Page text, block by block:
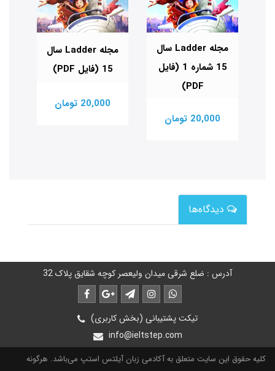
مجله Ladder سال
15 شماره 1 (فایل
PDF)
20,000 تومان
مجله Ladder سال
15 (فایل PDF)
20,000 تومان
دیدگاه‌ها
آدرس : ضلع شرقی میدان ولیعصر کوچه شقایق پلاک 32
تیکت پشتیبانی (بخش کاربری)
info@ieltstep.com
کلیه حقوق این سایت متعلق به آکادمی زبان آیلتس استپ می‌باشد. هرگونه